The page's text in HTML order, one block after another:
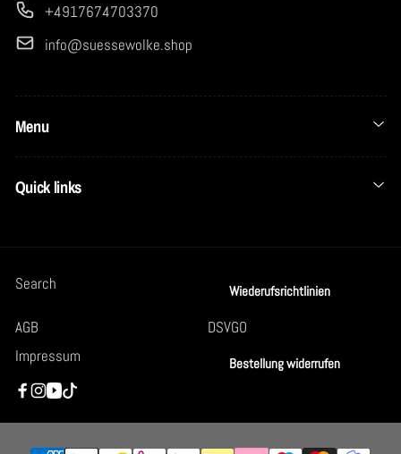
+4917674703370
info@suessewolke.shop
Menu
Quick links
Search Wiederufsrichtlinien
AGB
DSVGO
Impressum
Bestellung widerrufen
Facebook
Instagram
YouTube
TikTok